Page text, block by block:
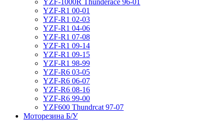
YZF-1000R Thunderace 96-01
YZF-R1 00-01
YZF-R1 02-03
YZF-R1 04-06
YZF-R1 07-08
YZF-R1 09-14
YZF-R1 09-15
YZF-R1 98-99
YZF-R6 03-05
YZF-R6 06-07
YZF-R6 08-16
YZF-R6 99-00
YZF600 Thundrcat 97-07
Моторезина Б/У